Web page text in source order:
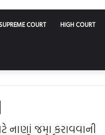
SUPREME COURT HIGH COURT
નાણાં જમા કરાવવાની